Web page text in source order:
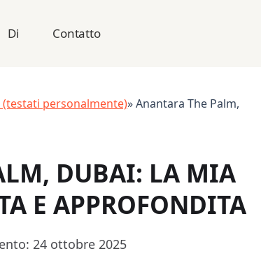
Di Contatto
personalmente)» Anantara The Palm,
DUBAI: LA MIA
E APPROFONDITA
24 ottobre 2025